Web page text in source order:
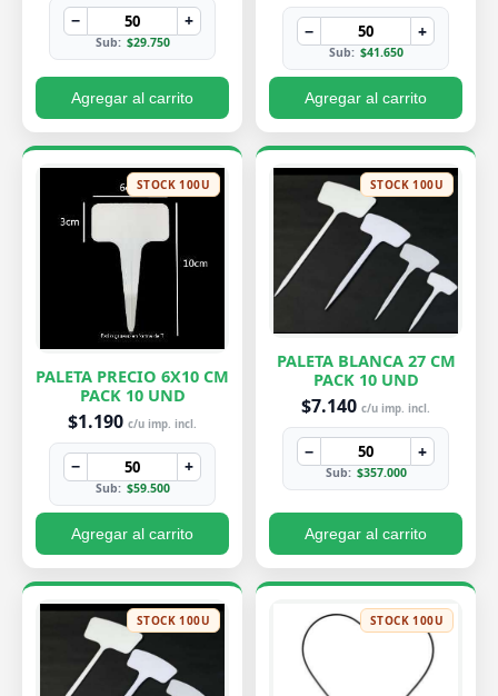
− +
Sub: $29.750
Agregar al carrito
− +
Sub: $41.650
Agregar al carrito
STOCK 100U
PALETA PRECIO 6X10 CM
PACK 10 UND
$1.190 c/u imp. incl.
− +
Sub: $59.500
Agregar al carrito
STOCK 100U
PALETA BLANCA 27 CM
PACK 10 UND
$7.140 c/u imp. incl.
− +
Sub: $357.000
Agregar al carrito
STOCK 100U STOCK 100U